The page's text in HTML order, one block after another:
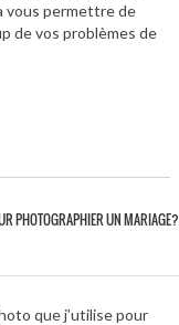
vous permettre de
de vos problèmes de
PHOTOGRAPHIER UN MARIAGE?
que j’utilise pour